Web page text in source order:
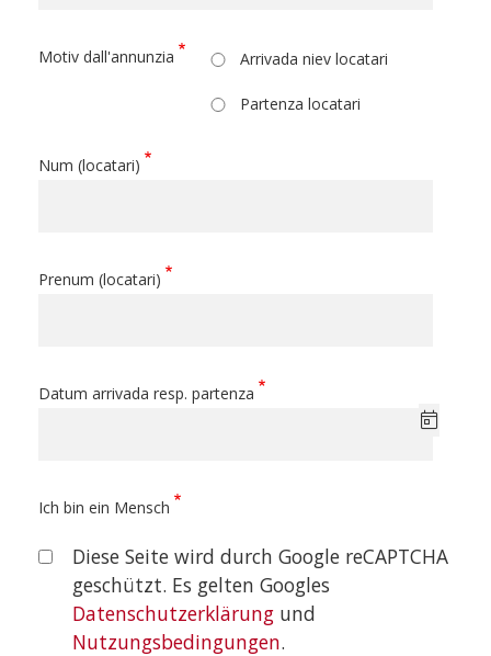
Motiv dall'annunzia Arrivada niev locatari
Partenza locatari
Num (locatari)
Prenum (locatari)
Datum arrivada resp. partenza
Ich bin ein Mensch
Diese Seite wird durch Google reCAPTCHA
geschützt. Es gelten Googles
Datenschutzerklärungund
Nutzungsbedingungen.